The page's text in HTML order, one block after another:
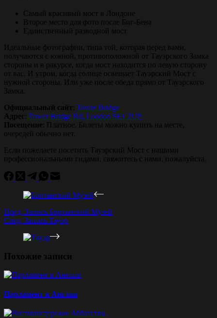
Самый красивый мост в Лондоне
Второе место для фото после Биг-Бена
Единственный разводной мост
Идеальные фотографии, типа той, которая перед вами,
получаются с южной, противоположной от Тауэрского Замка
стороны и в ракурсе, когда мост находится по левую сторону
от вас. И утром, когда солнце освещает Тауэрский Мост с
нужной стороны. Или уже после обеда прямо от Тауэрского
Замка.
Официальный сайт Tower Bridge
Адрес
Tower Bridge Rd, London SE1 2UP
Посещение : Платное. Билеты можно купить на месте,
очередей обычно нет.
Если пожелаете посетить Тауэрский Мост с нашими
профессиональными гидами, свяжитесь с нами, пожалуйста.
Пред. Запись Британский Музей
След. Запись Тауэр
Похожие записи
Парламент в Англии